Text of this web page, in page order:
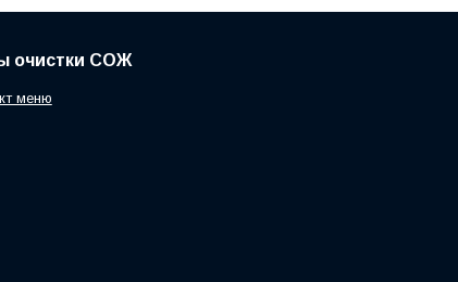
очистки СОЖ
меню